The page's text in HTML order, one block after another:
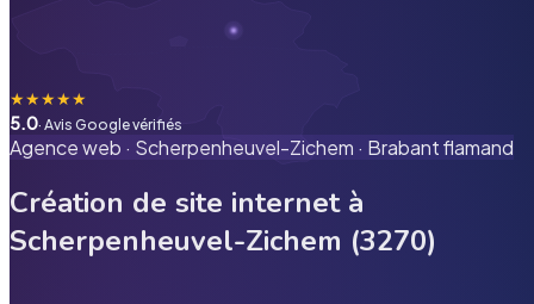
★★★★★
5.0· Avis Google vérifiés
Agence web · Scherpenheuvel-Zichem · Brabant flamand
Création de site internet à
Scherpenheuvel-Zichem (3270)